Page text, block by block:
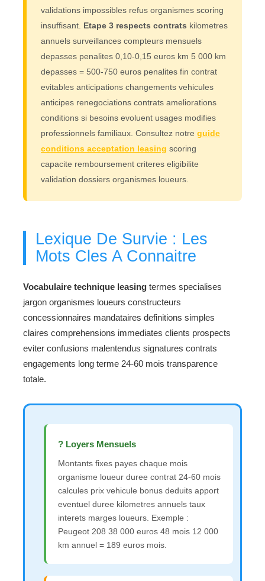
validations impossibles refus organismes scoring
insuffisant. Etape 3 respects contrats kilometres
annuels surveillances compteurs mensuels
depasses penalites 0,10-0,15 euros km 5 000 km
depasses = 500-750 euros penalites fin contrat
evitables anticipations changements vehicules
anticipes renegociations contrats ameliorations
conditions si besoins evoluent usages modifies
professionnels familiaux. Consultez notre guide
conditions acceptation leasing scoring
capacite remboursement criteres eligibilite
validation dossiers organismes loueurs.
Lexique De Survie : Les
Mots Cles A Connaitre
Vocabulaire technique leasing termes specialises
jargon organismes loueurs constructeurs
concessionnaires mandataires definitions simples
claires comprehensions immediates clients prospects
eviter confusions malentendus signatures contrats
engagements long terme 24-60 mois transparence
totale.
? Loyers Mensuels
Montants fixes payes chaque mois
organisme loueur duree contrat 24-60 mois
calcules prix vehicule bonus deduits apport
eventuel duree kilometres annuels taux
interets marges loueurs. Exemple :
Peugeot 208 38 000 euros 48 mois 12 000
km annuel = 189 euros mois.